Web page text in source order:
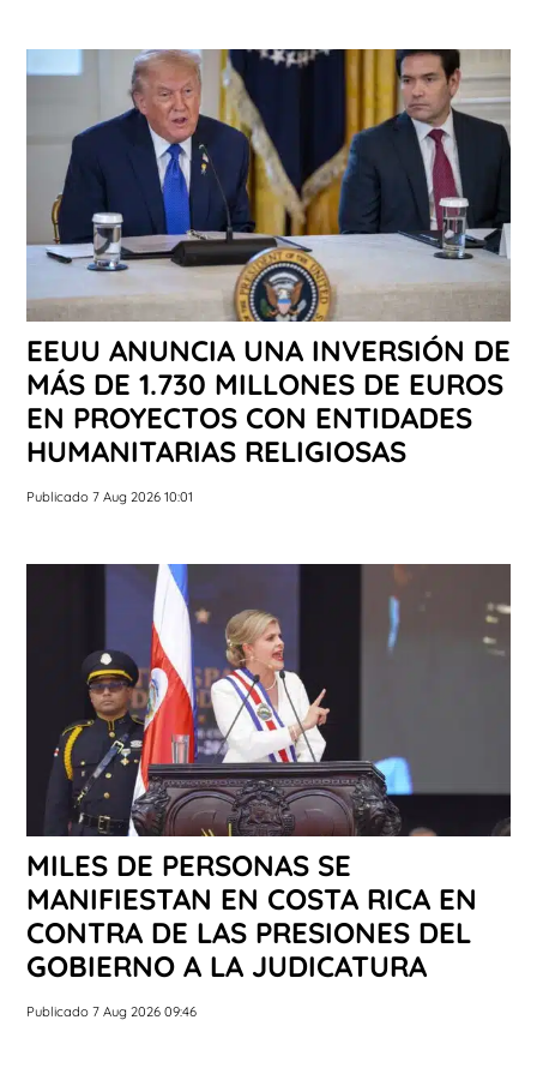
EEUU ANUNCIA UNA INVERSIÓN DE
MÁS DE 1.730 MILLONES DE EUROS
EN PROYECTOS CON ENTIDADES
HUMANITARIAS RELIGIOSAS
Publicado 7 Aug 2026 10:01
MILES DE PERSONAS SE
MANIFIESTAN EN COSTA RICA EN
CONTRA DE LAS PRESIONES DEL
GOBIERNO A LA JUDICATURA
Publicado 7 Aug 2026 09:46